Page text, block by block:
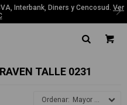
Interbank, Diners y Cencosud. Ver
TALLE 0231
Mayor precio